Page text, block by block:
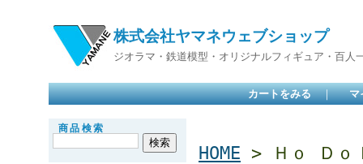
株式会社ヤマネウェブショップ
ジオラマ・鉄道模型・オリジナルフィギュア・百人
カートをみる ｜ マ
商品検索
HOME > Ｈｏ Ｄｏ